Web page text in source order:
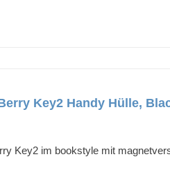
Key2 Handy Hülle,
Key2 im bookstyle mit